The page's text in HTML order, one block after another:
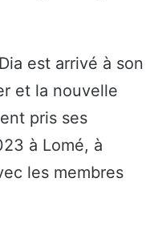
est arrivé à son
et la nouvelle
pris ses
à Lomé, à
les membres